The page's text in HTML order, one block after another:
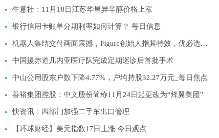
生意社：11月18日江苏华昌异辛醇价格上涨
银行信用卡账单分期利率如何计算？ 每日信息
机器人集结交付画面震撼，Figure创始人指其特效，优必选：已发布一镜到底视频|每日讯息
中国援赤道几内亚医疗队完成定期巡诊后首批手术
中山公用股东户数下降4.77%，户均持股32.27万元_每日焦点
善裕集团控股：中文股份简称11月24日起更改为“烽翼集团”
快资讯：四部门加强二手车出口管理
【环球财经】美元指数17日上涨 今日观点